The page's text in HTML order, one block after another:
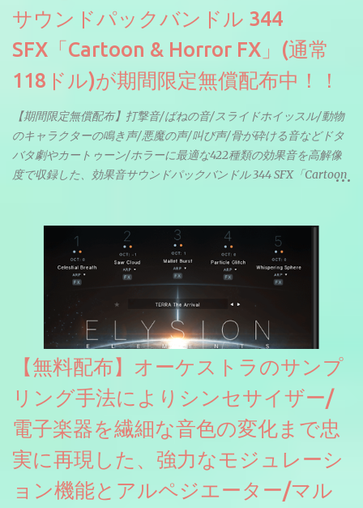
サウンドパックバンドル 344
SFX「Cartoon & Horror FX」(通常
118ドル)が期間限定無償配布中！！
【期間限定無償配布】打撃音/ばねの音/スライドホイッスル/動物
のキャラクターの鳴き声/悪魔の声/叫び声/骨が砕ける音などドタ
バタ劇やカートゥーン/ホラーに最適な422種類の効果音を高解像
度で収録した、効果音サウンドパックバンドル 344 SFX「Cartoon
【無料配布】オーケストラのサンプ
リング手法によりシンセサイザー/
電子楽器を繊細な音色の変化まで忠
実に再現した、強力なモジュレーシ
ョン機能とアルペジエーター/マル